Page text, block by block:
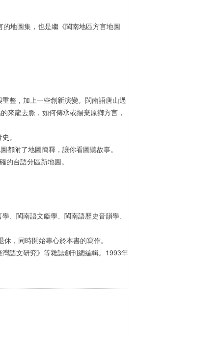
地圖集，也是繼《閩南地區方言地圖
整，加上一些創新演變。閩南語唐山過
來龍去脈，如何傳承或揚棄原鄉方言，
。
附了地圖簡釋，讓你看圖聽故事。
台語分區新地圖。
閩南語文獻學、閩南語歷史音韻學、
，同時開始專心於本書的寫作。
語文研究》等雜誌創刊總編輯。1993年